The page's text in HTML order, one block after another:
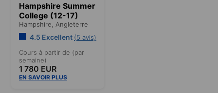
Hampshire Summer
College (12-17)
Hampshire, Angleterre
4.5 Excellent (5 avis)
Cours à partir de (par
semaine)
1 780 EUR
EN SAVOIR PLUS